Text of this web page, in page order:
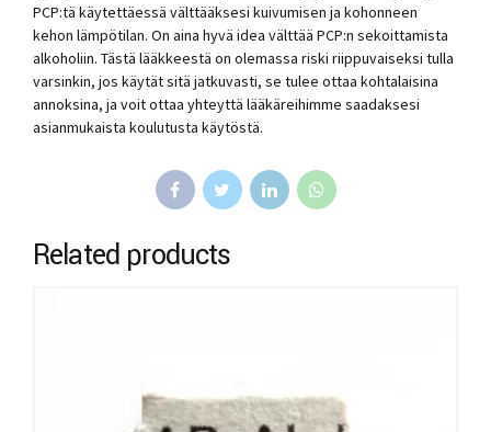
PCP:tä käytettäessä välttääksesi kuivumisen ja kohonneen
kehon lämpötilan. On aina hyvä idea välttää PCP:n sekoittamista
alkoholiin. Tästä lääkkeestä on olemassa riski riippuvaiseksi tulla
varsinkin, jos käytät sitä jatkuvasti, se tulee ottaa kohtalaisina
annoksina, ja voit ottaa yhteyttä lääkäreihimme saadaksesi
asianmukaista koulutusta käytöstä.
Related products